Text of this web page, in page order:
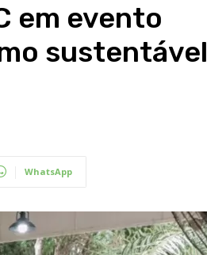
em evento
sustentável
WhatsApp